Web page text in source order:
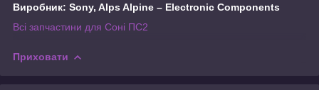
Виробник: Sony, Alps Alpine – Electronic Components
Всі запчастини для Соні ПС2
Приховати